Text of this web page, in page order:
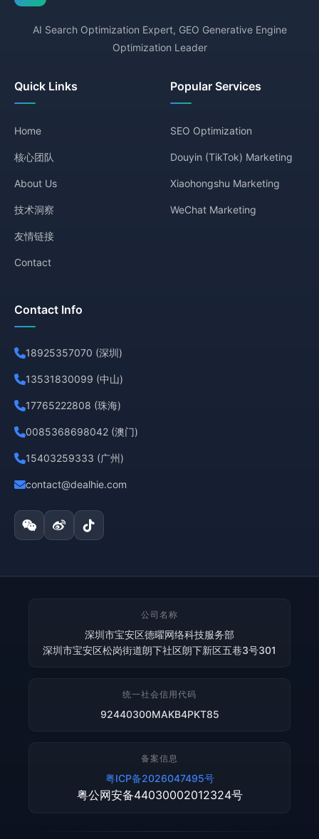
AI Search Optimization Expert, GEO Generative Engine
Optimization Leader
Quick Links
Home
核心团队
About Us
技术洞察
友情链接
Contact
Popular Services
SEO Optimization
Douyin (TikTok) Marketing
Xiaohongshu Marketing
WeChat Marketing
Contact Info
18925357070 (深圳)
13531830099 (中山)
17765222808 (珠海)
0085368698042 (澳门)
15403259333 (广州)
contact@dealhie.com
公司名称
深圳市宝安区德曜网络科技服务部
深圳市宝安区松岗街道朗下社区朗下新区五巷3号301
统一社会信用代码
92440300MAKB4PKT85
备案信息
粤ICP备2026047495号
粤公网安备44030002012324号